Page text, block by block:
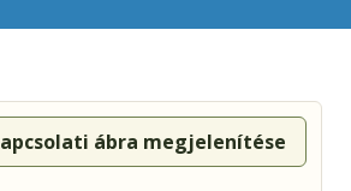
ábra megjelenítése